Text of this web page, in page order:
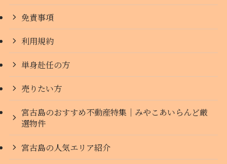
免責事項
利用規約
単身赴任の方
売りたい方
宮古島のおすすめ不動産特集｜みやこあいらんど厳
選物件
宮古島の人気エリア紹介